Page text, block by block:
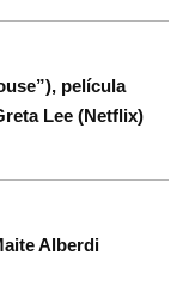
película
Lee (Netflix)
Alberdi